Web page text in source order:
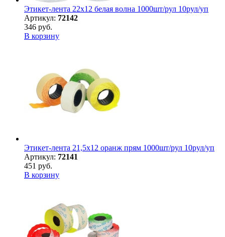
Этикет-лента 22х12 белая волна 1000шт/рул 10рул/уп
Артикул: 72142
346 руб.
В корзину
Этикет-лента 21,5х12 оранж прям 1000шт/рул 10рул/уп
Артикул: 72141
451 руб.
В корзину